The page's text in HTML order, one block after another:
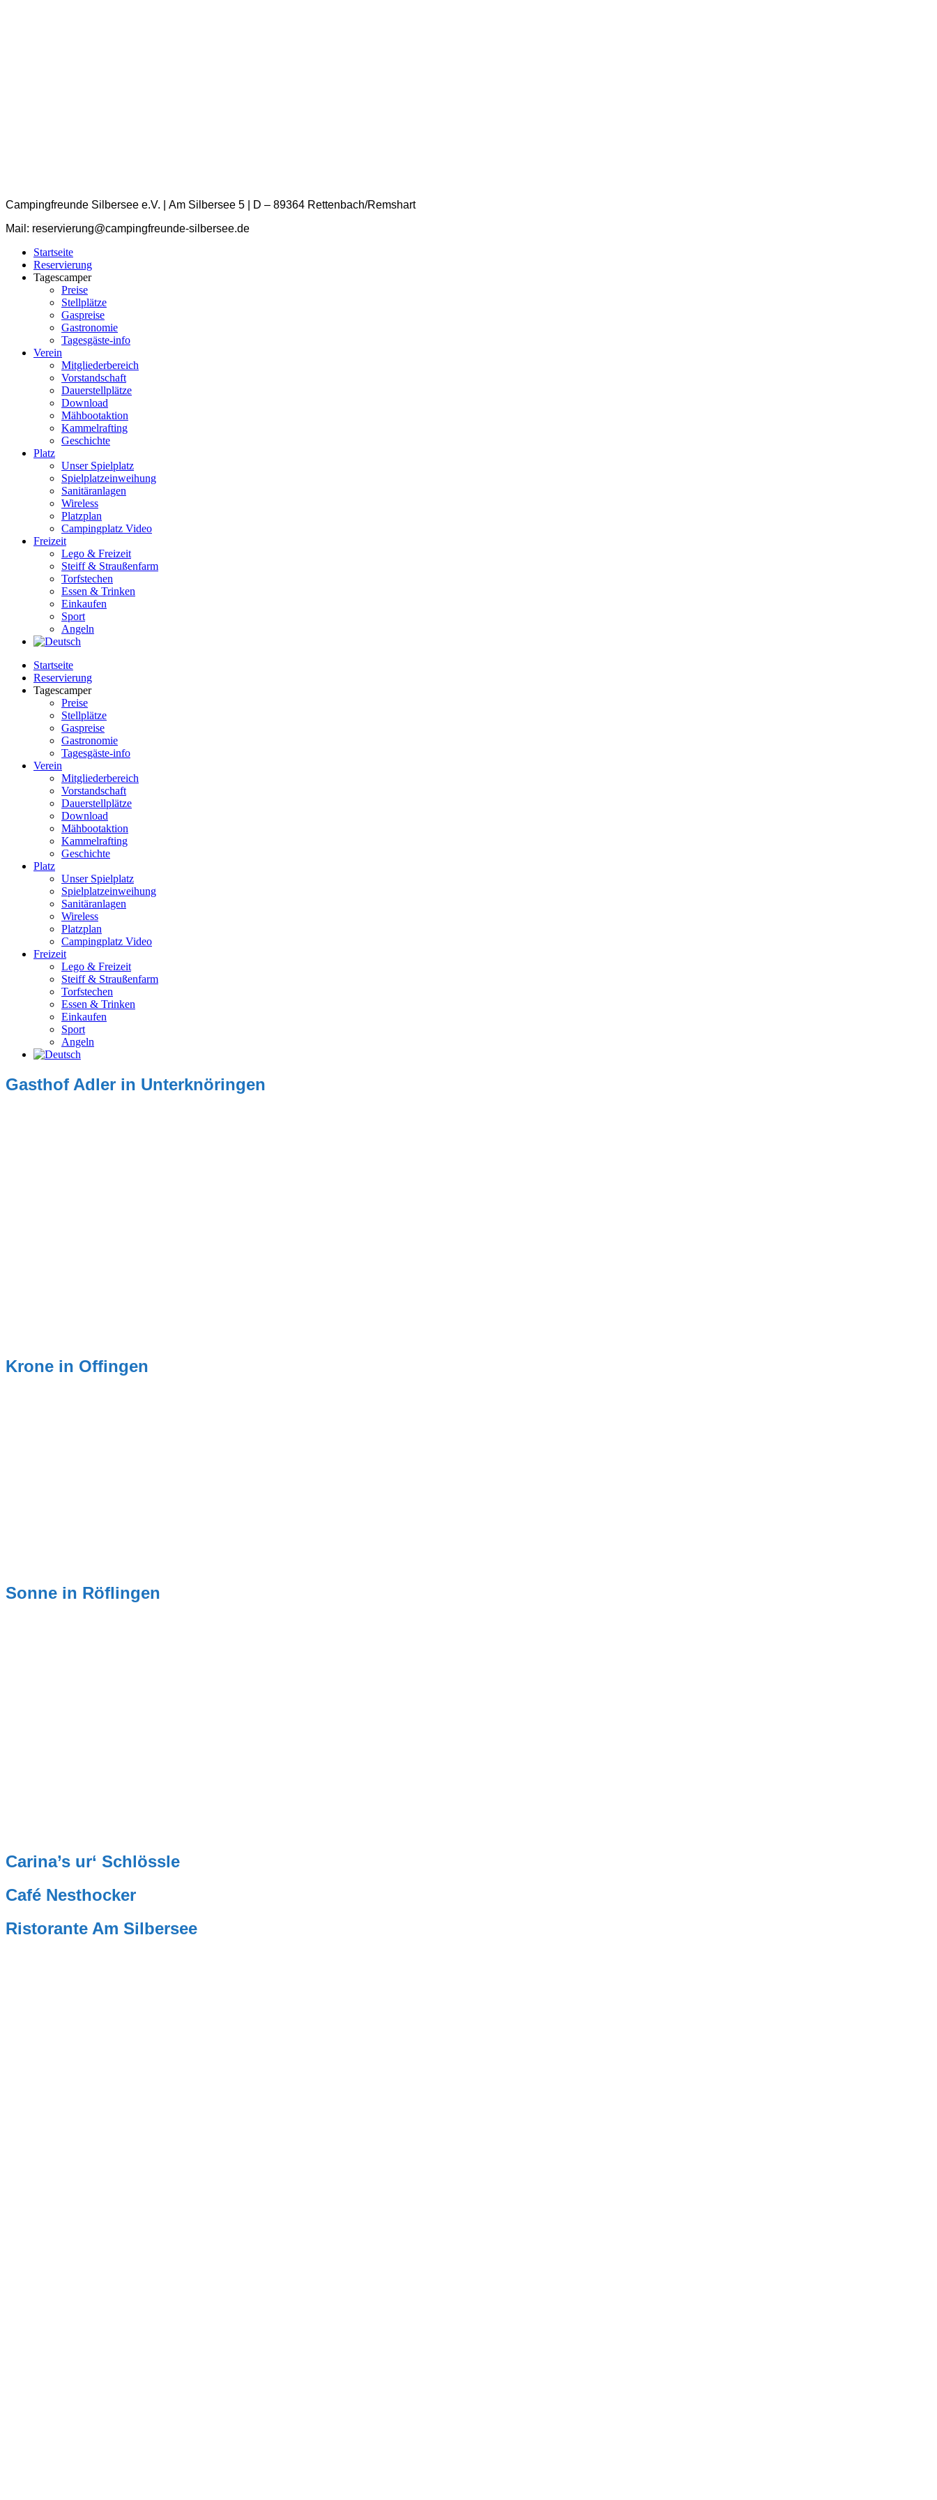
Campingfreunde Silbersee e.V. | Am Silbersee 5 | D – 89364 Rettenbach/Remshart
Mail: reservierung@campingfreunde-silbersee.de
Startseite
Reservierung
Tagescamper
Preise
Stellplätze
Gaspreise
Gastronomie
Tagesgäste-info
Verein
Mitgliederbereich
Vorstandschaft
Dauerstellplätze
Download
Mähbootaktion
Kammelrafting
Geschichte
Platz
Unser Spielplatz
Spielplatzeinweihung
Sanitäranlagen
Wireless
Platzplan
Campingplatz Video
Freizeit
Lego & Freizeit
Steiff & Straußenfarm
Torfstechen
Essen & Trinken
Einkaufen
Sport
Angeln
Startseite
Reservierung
Tagescamper
Preise
Stellplätze
Gaspreise
Gastronomie
Tagesgäste-info
Verein
Mitgliederbereich
Vorstandschaft
Dauerstellplätze
Download
Mähbootaktion
Kammelrafting
Geschichte
Platz
Unser Spielplatz
Spielplatzeinweihung
Sanitäranlagen
Wireless
Platzplan
Campingplatz Video
Freizeit
Lego & Freizeit
Steiff & Straußenfarm
Torfstechen
Essen & Trinken
Einkaufen
Sport
Angeln
Gasthof Adler in Unterknöringen
Krone in Offingen
Sonne in Röflingen
Carina’s ur‘ Schlössle
Café Nesthocker
Ristorante Am Silbersee